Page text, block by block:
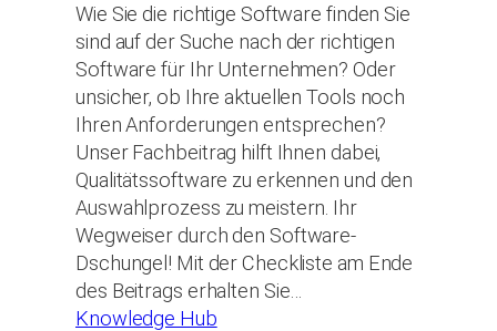
Wie Sie die richtige Software finden Sie
sind auf der Suche nach der richtigen
Software für Ihr Unternehmen? Oder
unsicher, ob Ihre aktuellen Tools noch
Ihren Anforderungen entsprechen?
Unser Fachbeitrag hilft Ihnen dabei,
Qualitätssoftware zu erkennen und den
Auswahlprozess zu meistern. Ihr
Wegweiser durch den Software-
Dschungel! Mit der Checkliste am Ende
des Beitrags erhalten Sie…
Knowledge Hub